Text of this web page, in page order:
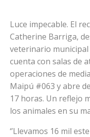
Luce impecable. El
Catherine Barriga,
veterinario
cuenta con salas de
operaciones de
Maipú #063 y abre
17 horas. Un reflejo
los animales en su
‘’Llevamos 16 mil